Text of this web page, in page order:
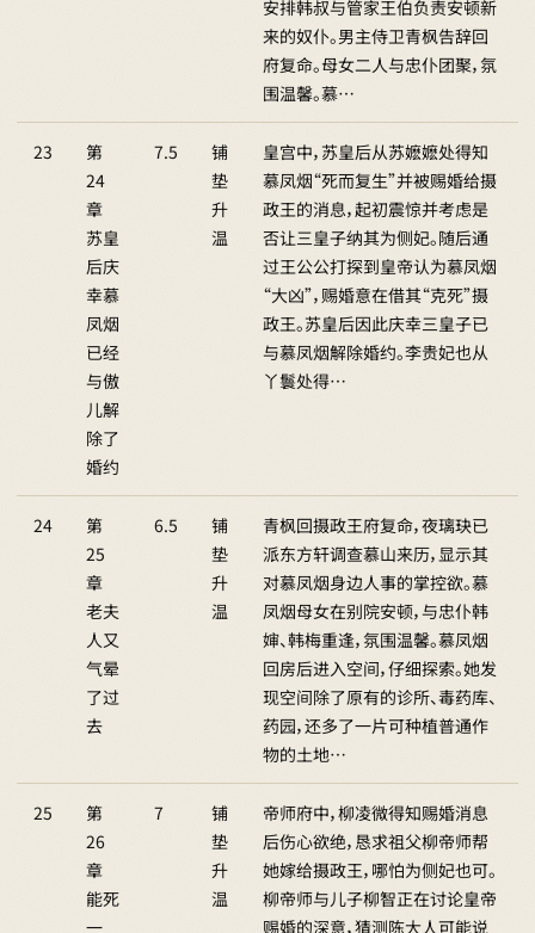
安排韩叔与管家王伯负责安顿新
来的奴仆。男主侍卫青枫告辞回
府复命。母女二人与忠仆团聚，氛
围温馨。慕…
23
第
24
章
苏皇
后庆
幸慕
凤烟
已经
与傲
儿解
除了
婚约
7.5
铺
垫
升
温
皇宫中，苏皇后从苏嬷嬷处得知
慕凤烟“死而复生”并被赐婚给摄
政王的消息，起初震惊并考虑是
否让三皇子纳其为侧妃。随后通
过王公公打探到皇帝认为慕凤烟
“大凶”，赐婚意在借其“克死”摄
政王。苏皇后因此庆幸三皇子已
与慕凤烟解除婚约。李贵妃也从
丫鬟处得…
24
第
25
章
老夫
人又
气晕
了过
去
6.5
铺
垫
升
温
青枫回摄政王府复命，夜璃玦已
派东方轩调查慕山来历，显示其
对慕凤烟身边人事的掌控欲。慕
凤烟母女在别院安顿，与忠仆韩
婶、韩梅重逢，氛围温馨。慕凤烟
回房后进入空间，仔细探索。她发
现空间除了原有的诊所、毒药库、
药园，还多了一片可种植普通作
物的土地…
25
第
26
章
能死
一
7
铺
垫
升
温
帝师府中，柳凌微得知赐婚消息
后伤心欲绝，恳求祖父柳帝师帮
她嫁给摄政王，哪怕为侧妃也可。
柳帝师与儿子柳智正在讨论皇帝
赐婚的深意，猜测陈大人可能说